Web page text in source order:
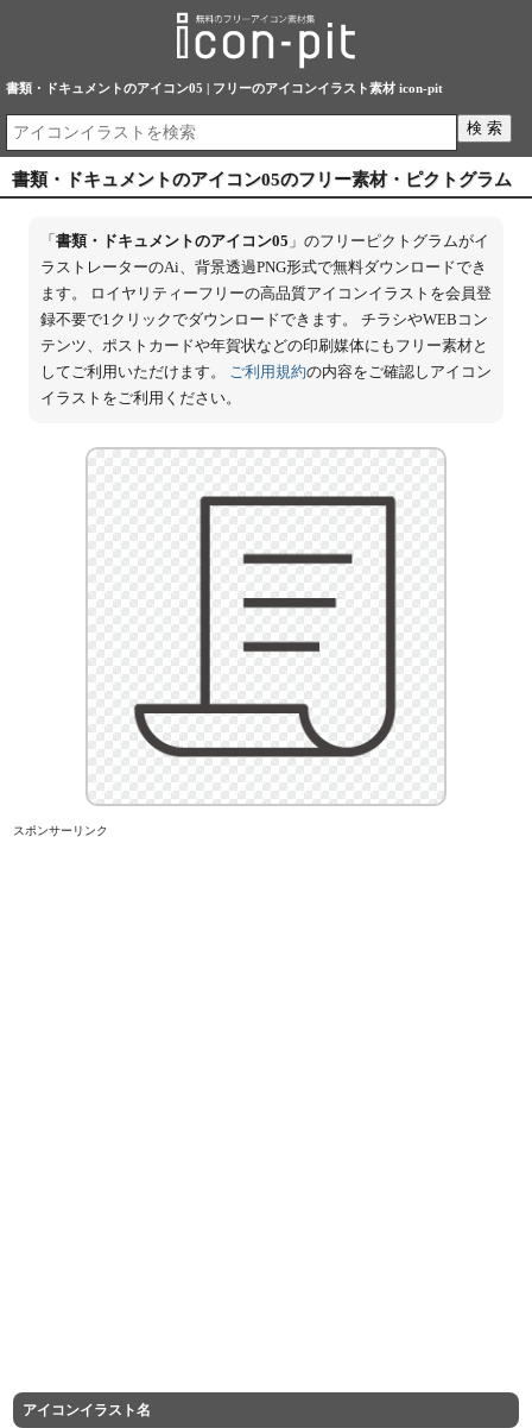
書類・ドキュメントのアイコン05 | フリーのアイコンイラスト素材 icon-pit
書類・ドキュメントのアイコン05のフリー素材・ピクトグラム
「 書類・ドキュメントのアイコン05 」のフリーピクトグラムがイ
ラストレーターのAi、背景透過PNG形式で無料ダウンロードでき
ます。 ロイヤリティーフリーの高品質アイコンイラストを会員登
録不要で1クリックでダウンロードできます。 チラシやWEBコン
テンツ、ポストカードや年賀状などの印刷媒体にもフリー素材と
してご利用いただけます。 ご利用規約の内容をご確認しアイコン
イラストをご利用ください。
スポンサーリンク
アイコンイラスト名